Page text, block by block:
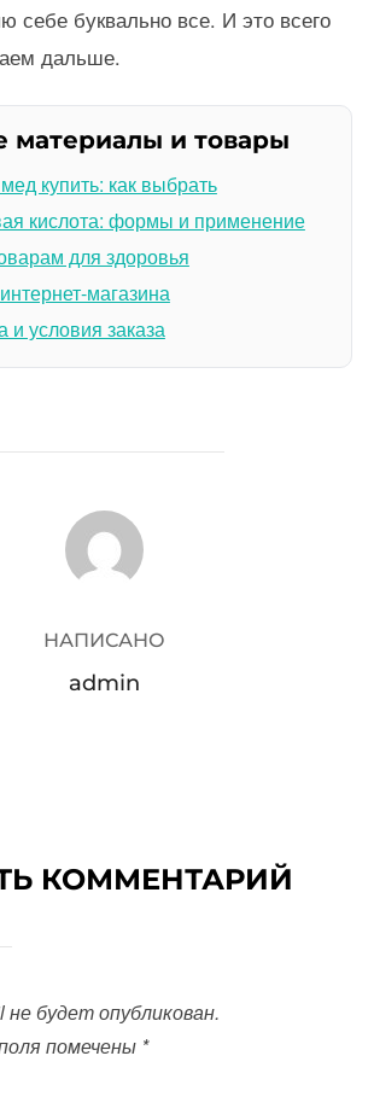
себе буквально все. И это всего
дальше.
материалы и товары
купить: как выбрать
кислота: формы и применение
для здоровья
магазина
и условия заказа
АВТОР ЗАПИСИ
НАПИСАНО
admin
КОММЕНТАРИЙ
будет опубликован.
помечены *